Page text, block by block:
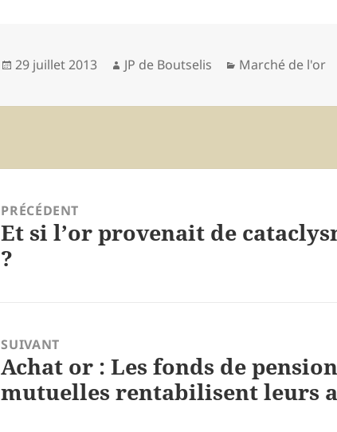
Publié
29 juillet 2013 Auteur
JP de Boutselis Catégories
Marché de l'or
PRÉCÉDENT
Article
précédent :
Et si l’or provenait de
?
SUIVANT
Article
suivant :
Achat or : Les fonds de
mutuelles rentabilisent leurs